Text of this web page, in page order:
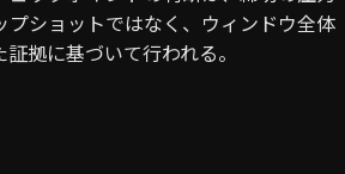
プショットではなく、ウィンドウ全体
拠に基づいて行われる。